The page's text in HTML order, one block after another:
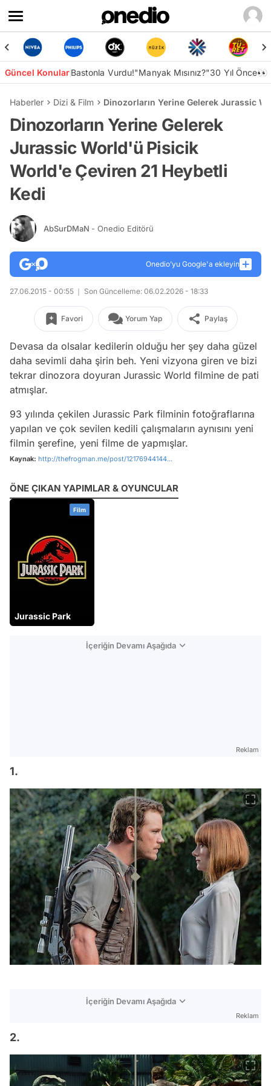
Güncel KonularBastonla Vurdu!"Manyak Mısınız?"30 Yıl Önce👀
Haberler Dizi & Film Dinozorların Yerine Gelerek Jurassic
Dinozorların Yerine Gelerek
Jurassic World'ü Pisicik
World'e Çeviren 21 Heybetli
Kedi
AbSurDMaN - Onedio Editörü
Onedio’yu Google'a ekleyin
27.06.2015 - 00:55 Son Güncelleme: 06.02.2026 - 18:33
Favori Yorum Yap Paylaş
Devasa da olsalar kedilerin olduğu her şey daha güzel
daha sevimli daha şirin beh. Yeni vizyona giren ve bizi
tekrar dinozora doyuran Jurassic World filmine de pati
atmışlar.
93 yılında çekilen Jurassic Park filminin fotoğraflarına
yapılan ve çok sevilen kedili çalışmaların aynısını yeni
filmin şerefine, yeni filme de yapmışlar.
Kaynak: http://thefrogman.me/post/12176944144...
ÖNE ÇIKAN YAPIMLAR & OYUNCULAR
Film
Jurassic Park
İçeriğin Devamı Aşağıda
Reklam
1.
İçeriğin Devamı Aşağıda
Reklam
2.